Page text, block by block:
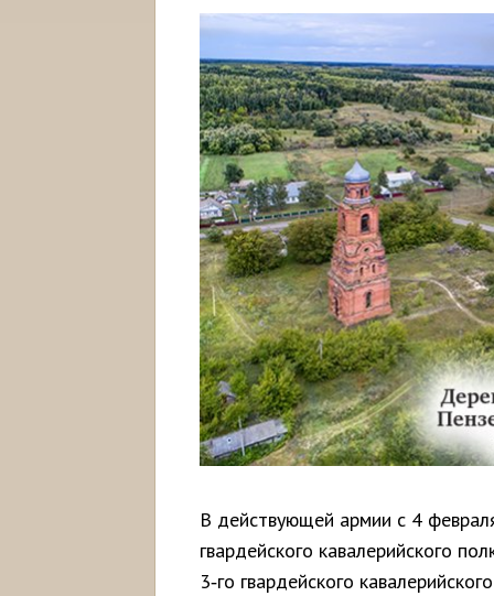
В действующей армии с 4
гвардейского кавалерийского
3‑го гвардейского